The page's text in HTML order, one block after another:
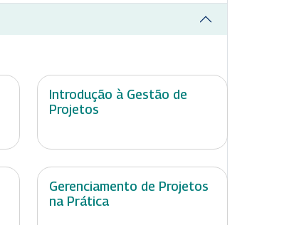
Introdução à Gestão de
Projetos
Gerenciamento de Projetos
na Prática